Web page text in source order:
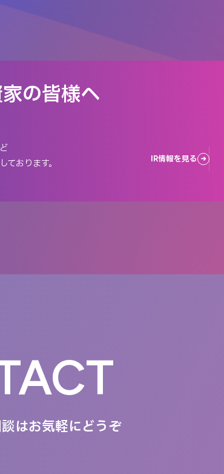
の皆様へ
ております。
IR情報を見る
はお気軽にどうぞ